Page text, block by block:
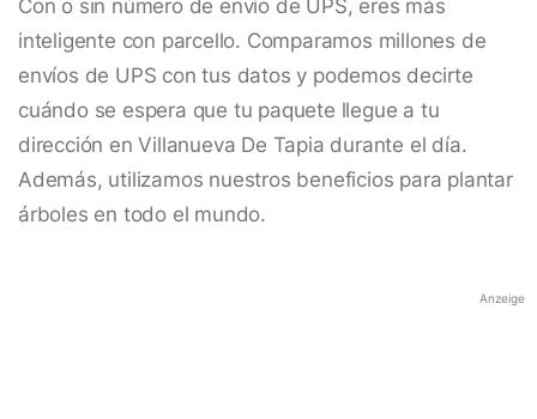
Con o sin número de envío de UPS, eres más
inteligente con parcello. Comparamos millones de
envíos de UPS con tus datos y podemos decirte
cuándo se espera que tu paquete llegue a tu
dirección en Villanueva De Tapia durante el día.
Además, utilizamos nuestros beneficios para plantar
árboles en todo el mundo.
Anzeige